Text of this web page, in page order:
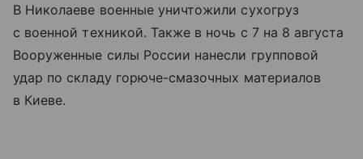
В Николаеве военные уничтожили сухогруз
с военной техникой. Также в ночь с 7 на 8 августа
Вооруженные силы России нанесли групповой
удар по складу горюче-смазочных материалов
в Киеве.